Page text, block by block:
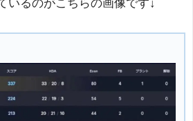
いるのがこちらの画像です↓